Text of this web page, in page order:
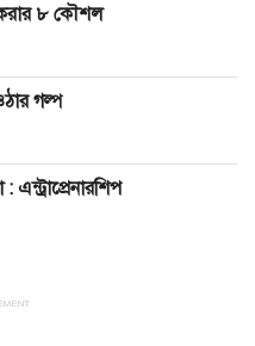
করার ৮ কৌশল
গল্প